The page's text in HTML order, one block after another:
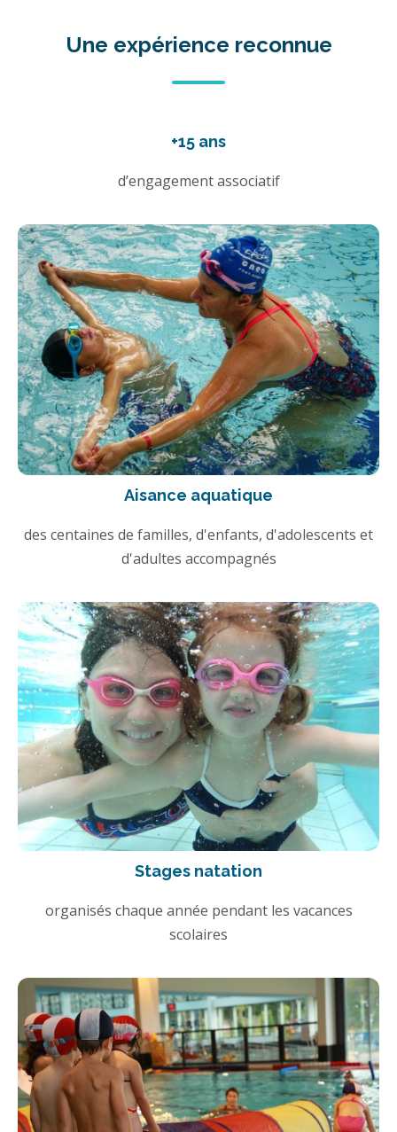
Une expérience reconnue
+15 ans
d’engagement associatif
Aisance aquatique
des centaines de familles, d'enfants, d'adolescents et
d'adultes accompagnés
Stages natation
organisés chaque année pendant les vacances
scolaires